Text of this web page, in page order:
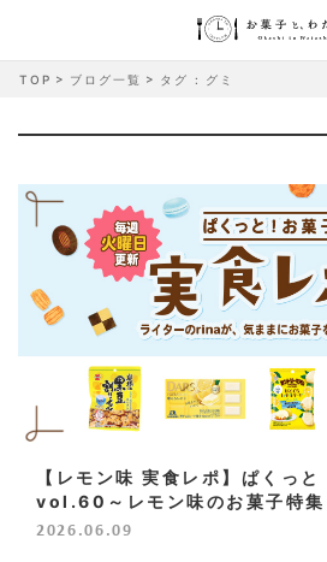
TOP ブログ一覧 タグ : グミ
【レモン味 実食レポ】ぱくっ
vol.60～レモン味のお菓子特集
2026.06.09